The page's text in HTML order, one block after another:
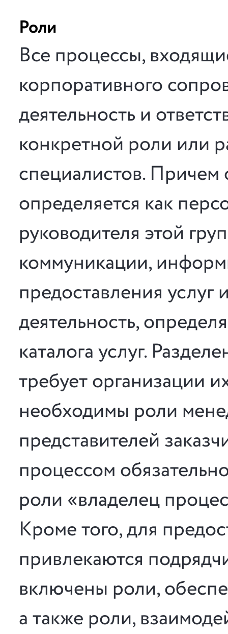
Роли
Все процессы,
корпоративного
деятельность и
конкретной роли или
специалистов. Причем
определяется как
руководителя этой
коммуникации,
предоставления услуг
деятельность,
каталога услуг.
требует организации
необходимы роли
представителей
процессом
роли «владелец
Кроме того, для
привлекаются
включены роли,
а также роли,